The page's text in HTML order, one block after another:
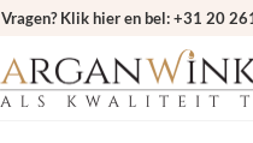
Vragen? Klik hier en bel: +31 20